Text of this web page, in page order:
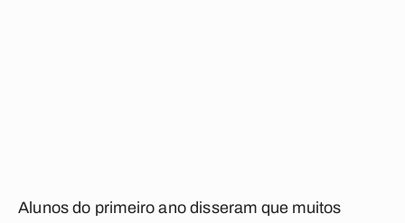
Alunos do primeiro ano disseram que muitos